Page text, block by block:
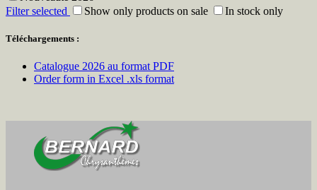
Filter selected
Show only products on sale In stock only
Téléchargements :
Catalogue 2026 au format PDF
Order form in Excel .xls format